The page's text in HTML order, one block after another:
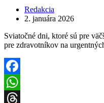
Redakcia
2. januára 2026
Sviatočné dni, ktoré sú pre
pre zdravotníkov na
Facebook
WhatsApp